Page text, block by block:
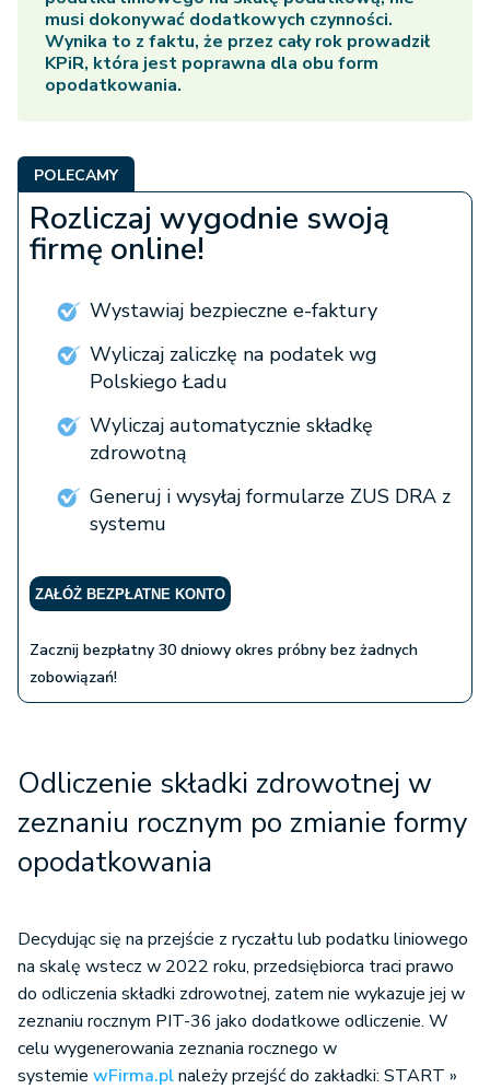
musi dokonywać dodatkowych czynności.
Wynika to z faktu, że przez cały rok prowadził
KPiR, która jest poprawna dla obu form
opodatkowania.
POLECAMY
Rozliczaj wygodnie swoją
firmę online!
Wystawiaj bezpieczne e-faktury
Wyliczaj zaliczkę na podatek wg
Polskiego Ładu
Wyliczaj automatycznie składkę
zdrowotną
Generuj i wysyłaj formularze ZUS DRA z
systemu
ZAŁÓŻ BEZPŁATNE KONTO
Zacznij bezpłatny 30 dniowy okres próbny bez żadnych
zobowiązań!
Odliczenie składki zdrowotnej w
zeznaniu rocznym po zmianie formy
opodatkowania
Decydując się na przejście z ryczałtu lub podatku liniowego
na skalę wstecz w 2022 roku, przedsiębiorca traci prawo
do odliczenia składki zdrowotnej, zatem nie wykazuje jej w
zeznaniu rocznym PIT-36 jako dodatkowe odliczenie. W
celu wygenerowania zeznania rocznego w
systemie wFirma.plnależy przejść do zakładki: START »